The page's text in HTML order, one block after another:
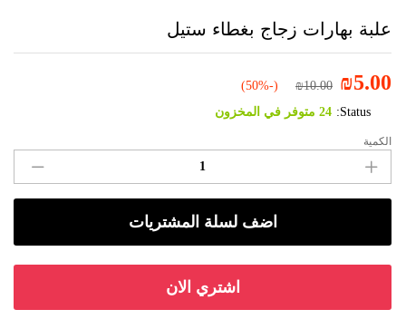
علبة بهارات زجاج بغطاء ستيل
₪5.00
₪10.00
(-50%)
Status:
24 متوفر في المخزون
علبة
بهارات
زجاج
بغطاء
quantity
الكمية
اضف لسلة المشتريات
اشتري الان